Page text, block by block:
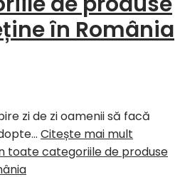
în România
zi de zi oamenii să facă
Citește mai mult
toate categoriile de produse